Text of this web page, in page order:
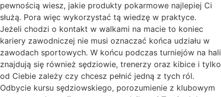
pewnością wiesz, jakie produkty pokarmowe najlepiej Ci
służą. Pora więc wykorzystać tą wiedzę w praktyce.
Jeżeli chodzi o kontakt w walkami na macie to koniec
kariery zawodniczej nie musi oznaczać końca udziału w
zawodach sportowych. W końcu podczas turniejów na hali
znajdują się również sędziowie, trenerzy oraz kibice i tylko
od Ciebie zależy czy chcesz pełnić jedną z tych ról.
Odbycie kursu sędziowskiego, porozumienie z klubowym